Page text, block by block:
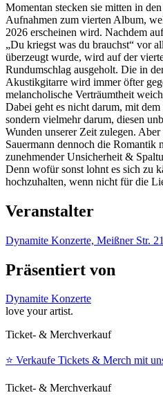
Momentan stecken sie mitten in
Aufnahmen zum vierten Album,
2026 erscheinen wird. Nachdem
„Du kriegst was du brauchst“ vor
überzeugt wurde, wird auf der
Rundumschlag ausgeholt. Die in
Akustikgitarre wird immer öfter
melancholische Verträumtheit
Dabei geht es nicht darum, mit
sondern vielmehr darum, diesen
Wunden unserer Zeit zulegen.
Sauermann dennoch die Romantik
zunehmender Unsicherheit &
Denn wofür sonst lohnt es sich zu
hochzuhalten, wenn nicht für die
Veranstalter
Dynamite Konzerte, Meißner Str.
Präsentiert von
Dynamite Konzerte
love your artist.
Ticket- & Merchverkauf
⭐️ Verkaufe Tickets & Merch mit
Ticket- & Merchverkauf